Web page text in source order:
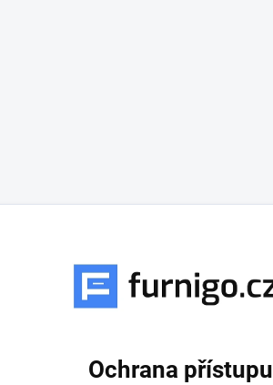
Ochrana přístupu